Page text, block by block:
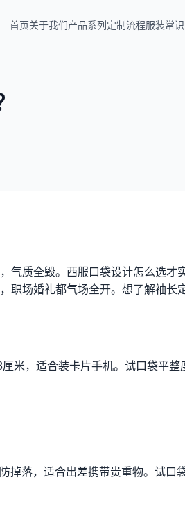
首页关于我们产品系列 定制流程服装常识
气质全毁。西服口袋设计怎么选才
职场婚礼都气场全开。想了解袖长
米，适合装卡片手机。试口袋平整
落，适合出差携带贵重物。试口